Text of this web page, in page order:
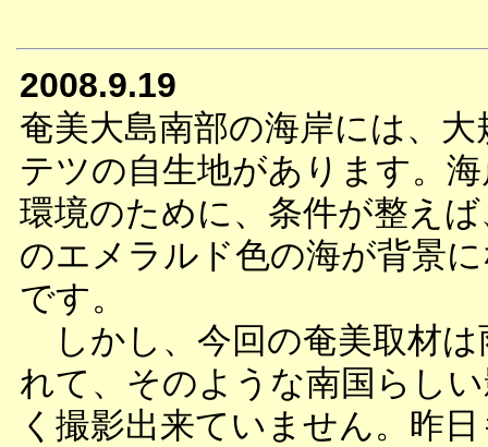
2008.9.19
奄美大島南部の海岸には、大
テツの自生地があります。
環境のために、条件が整え
のエメラルド色の海が背景
です。
しかし、今回の奄美取材は
れて、そのような南国らし
く撮影出来ていません。昨